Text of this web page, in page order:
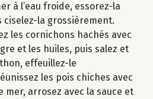
à l’eau froide, essorez-la
ciselez-la grossièrement.
les cornichons hachés avec
et les huiles, puis salez et
effeuillez-le
les pois chiches avec
mer, arrosez avec la sauce et